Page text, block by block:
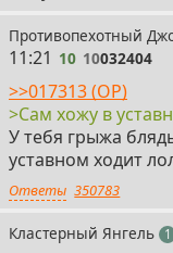
Противопехотный
11:21 10 10032404
>>017313 (OP)
>Сам хожу в
У тебя грыжа
уставном ходит
Ответы 350783
Кластерный Янгель 1